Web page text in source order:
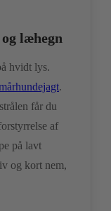
læhegn
hvidt lys.
.
får du
af
på lavt
og kort nem,